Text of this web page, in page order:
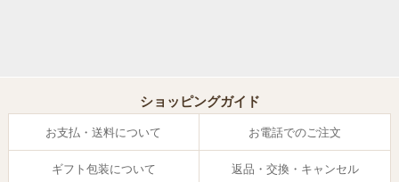
ショッピングガイド
お支払・送料について お電話でのご注文
ギフト包装について 返品・交換・キャンセル